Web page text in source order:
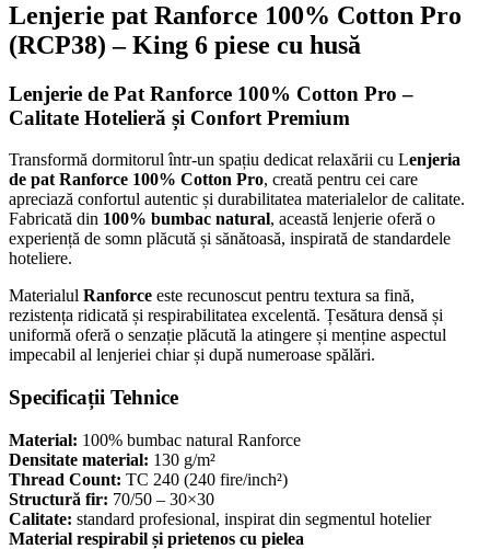
Lenjerie pat Ranforce 100% Cotton Pro
(RCP38) – King 6 piese cu husă
Lenjerie de Pat Ranforce 100% Cotton Pro –
Calitate Hotelieră și Confort Premium
Transformă dormitorul într-un spațiu dedicat relaxării cu Lenjeria
de pat Ranforce 100% Cotton Pro, creată pentru cei care
apreciază confortul autentic și durabilitatea materialelor de calitate.
Fabricată din 100% bumbac natural, această lenjerie oferă o
experiență de somn plăcută și sănătoasă, inspirată de standardele
hoteliere.
Materialul Ranforce este recunoscut pentru textura sa fină,
rezistența ridicată și respirabilitatea excelentă. Țesătura densă și
uniformă oferă o senzație plăcută la atingere și menține aspectul
impecabil al lenjeriei chiar și după numeroase spălări.
Specificații Tehnice
Material: 100% bumbac natural Ranforce
Densitate material: 130 g/m²
Thread Count: TC 240 (240 fire/inch²)
Structură fir: 70/50 – 30×30
Calitate: standard profesional, inspirat din segmentul hotelier
Material respirabil și prietenos cu pielea